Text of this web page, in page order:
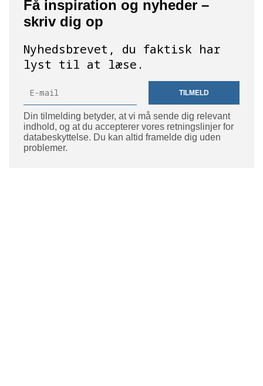
Få inspiration og nyheder –
skriv dig op
Nyhedsbrevet, du faktisk har
lyst til at læse.
TILMELD
Din tilmelding betyder, at vi må sende dig relevant
indhold, og at du accepterer vores retningslinjer for
databeskyttelse. Du kan altid framelde dig uden
problemer.